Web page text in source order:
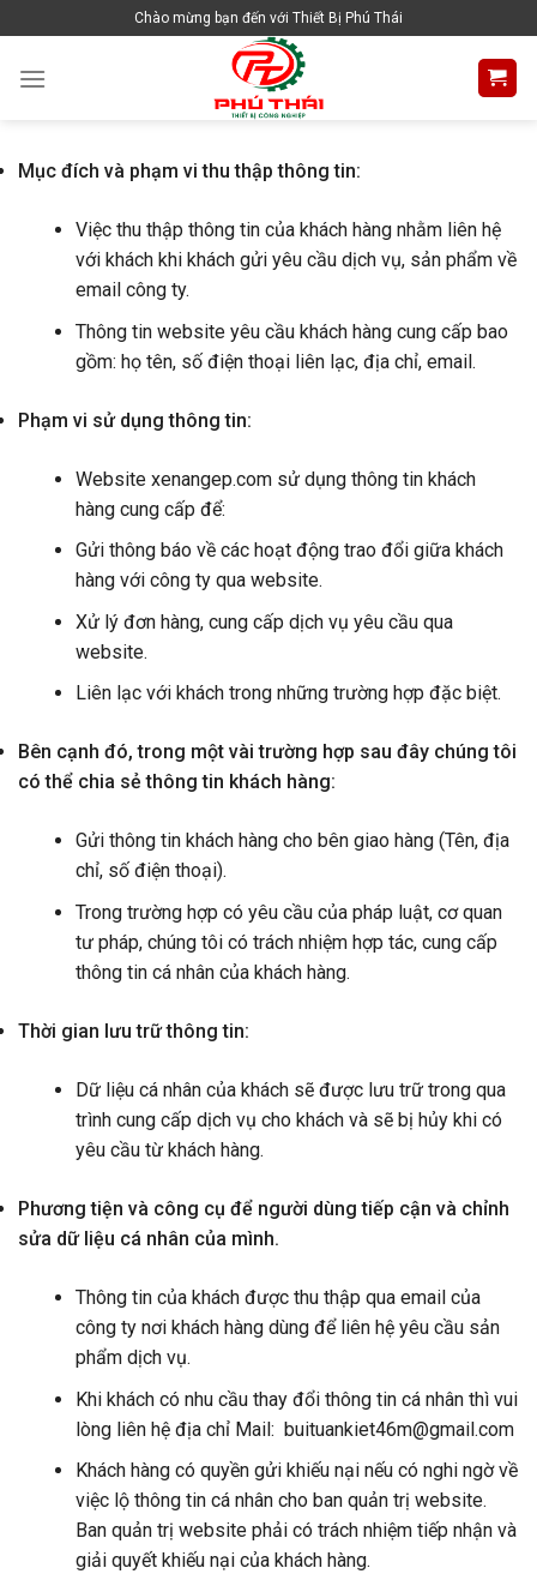
content
Chào mừng bạn đến với Thiết Bị Phú Thái
Mục đích và phạm vi thu thập thông tin:
Việc thu thập thông tin của khách hàng nhằm liên hệ
với khách khi khách gửi yêu cầu dịch vụ, sản phẩm về
email công ty.
Thông tin website yêu cầu khách hàng cung cấp bao
gồm: họ tên, số điện thoại liên lạc, địa chỉ, email.
Phạm vi sử dụng thông tin:
Website xenangep.com sử dụng thông tin khách
hàng cung cấp để:
Gửi thông báo về các hoạt động trao đổi giữa khách
hàng với công ty qua website.
Xử lý đơn hàng, cung cấp dịch vụ yêu cầu qua
website.
Liên lạc với khách trong những trường hợp đặc biệt.
Bên cạnh đó, trong một vài trường hợp sau đây chúng tôi
có thể chia sẻ thông tin khách hàng:
Gửi thông tin khách hàng cho bên giao hàng (Tên, địa
chỉ, số điện thoại).
Trong trường hợp có yêu cầu của pháp luật, cơ quan
tư pháp, chúng tôi có trách nhiệm hợp tác, cung cấp
thông tin cá nhân của khách hàng.
Thời gian lưu trữ thông tin:
Dữ liệu cá nhân của khách sẽ được lưu trữ trong qua
trình cung cấp dịch vụ cho khách và sẽ bị hủy khi có
yêu cầu từ khách hàng­.
Phương tiện và công cụ để người dùng tiếp cận và chỉnh
sửa dữ liệu cá nhân của mình.
Thông tin của khách được thu thập qua email của
công ty nơi khách hàng dùng để liên hệ yêu cầu sản
phẩm dịch vụ.
Khi khách có nhu cầu thay đổi thông tin cá nhân thì vui
lòng liên hệ địa chỉ Mail: buituankiet46m@gmail.com
Khách hàng có quyền gửi khiếu nại nếu có nghi ngờ về
việc lộ thông tin cá nhân cho ban quản trị website.
Ban quản trị website phải có trách nhiệm tiếp nhận và
giải quyết khiếu nại của khách hàng.